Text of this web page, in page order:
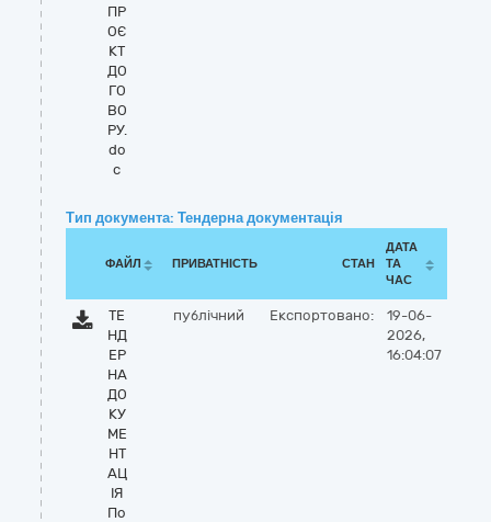
ПР
ОЄ
КТ
ДО
ГО
ВО
РУ.
do
c
Тип документа: Тендерна документація
ФАЙЛ ПРИВАТНІСТЬ СТАН
ДАТА
ТА
ЧАС
ТЕ
НД
ЕР
НА
ДО
КУ
МЕ
НТ
АЦ
ІЯ
По
публічний Експортовано:
19-06-
2026,
16:04:07